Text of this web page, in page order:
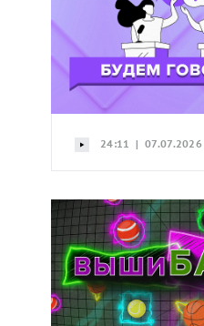
24:11 | 07.07.2026